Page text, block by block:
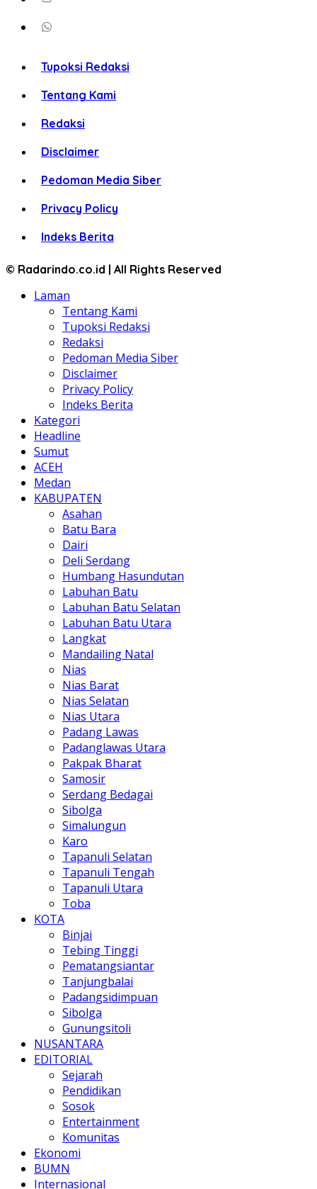
Tupoksi Redaksi
Tentang Kami
Redaksi
Disclaimer
Pedoman Media Siber
Privacy Policy
Indeks Berita
© Radarindo.co.id | All Rights Reserved
Laman
Tentang Kami
Tupoksi Redaksi
Redaksi
Pedoman Media Siber
Disclaimer
Privacy Policy
Indeks Berita
Kategori
Headline
Sumut
ACEH
Medan
KABUPATEN
Asahan
Batu Bara
Dairi
Deli Serdang
Humbang Hasundutan
Labuhan Batu
Labuhan Batu Selatan
Labuhan Batu Utara
Langkat
Mandailing Natal
Nias
Nias Barat
Nias Selatan
Nias Utara
Padang Lawas
Padanglawas Utara
Pakpak Bharat
Samosir
Serdang Bedagai
Sibolga
Simalungun
Karo
Tapanuli Selatan
Tapanuli Tengah
Tapanuli Utara
Toba
KOTA
Binjai
Tebing Tinggi
Pematangsiantar
Tanjungbalai
Padangsidimpuan
Sibolga
Gunungsitoli
NUSANTARA
EDITORIAL
Sejarah
Pendidikan
Sosok
Entertainment
Komunitas
Ekonomi
BUMN
Internasional